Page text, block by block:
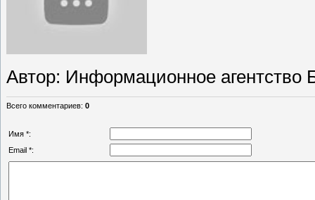
Автор: Информационное агентство
Всего комментариев: 0
Имя *:
Email *: